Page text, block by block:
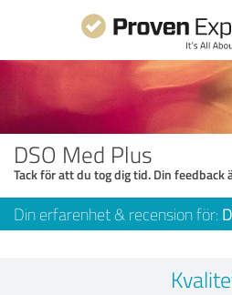
DSO Med Plus
Tack för att du tog dig tid. Din feedback
Din erfarenhet & recension för: